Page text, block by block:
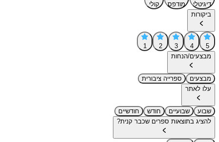
דיגיטלי מודפס
קולי
ביקורות
5
4
3
2
1
מבצעים/הנחות
מבצעים
ספרייה ציבורית
עלו לאתר
שבוע שבועיים חודש
חודשיים
להציג בתוצאות ספרים שכבר קנית?